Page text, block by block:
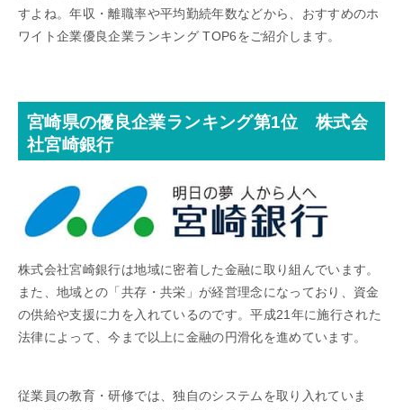
すよね。年収・離職率や平均勤続年数などから、おすすめのホ
ワイト企業優良企業ランキング TOP6をご紹介します。
宮崎県の優良企業ランキング第1位 株式会
社宮崎銀行
株式会社宮崎銀行は地域に密着した金融に取り組んでいます。
また、地域との「共存・共栄」が経営理念になっており、資金
の供給や支援に力を入れているのです。平成21年に施行された
法律によって、今まで以上に金融の円滑化を進めています。
従業員の教育・研修では、独自のシステムを取り入れていま